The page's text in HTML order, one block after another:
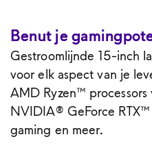
Benut je
Gestroomlijnde 15-inch
voor elk aspect van je
AMD Ryzen™
NVIDIA® GeForce
gaming en meer.